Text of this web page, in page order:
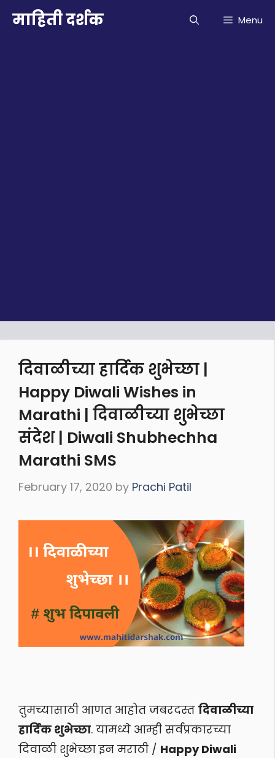
माहिती दर्शक Menu
दिवाळीच्या हार्दिक शुभेच्छा |
Happy Diwali Wishes in
Marathi | दिवाळीच्या शुभेच्छा
संदेश | Diwali Shubhechha
Marathi SMS
February 17, 2020 by Prachi Patil
तुमच्यासाठी आणत आहोत जबरदस्त दिवाळीच्या
हार्दिक शुभेच्छा. यामध्ये आम्ही सर्वप्रकारच्या
दिवाळी शुभेच्छा इन मराठी / Happy Diwali